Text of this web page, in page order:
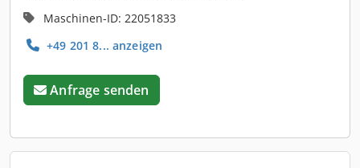
Maschinen-ID: 22051833
+49 201 8... anzeigen
Anfrage senden